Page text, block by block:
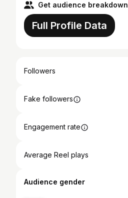
Get audience breakdown
Full Profile Data
Followers
Fake followers
Engagement rate
Average Reel plays
Audience gender